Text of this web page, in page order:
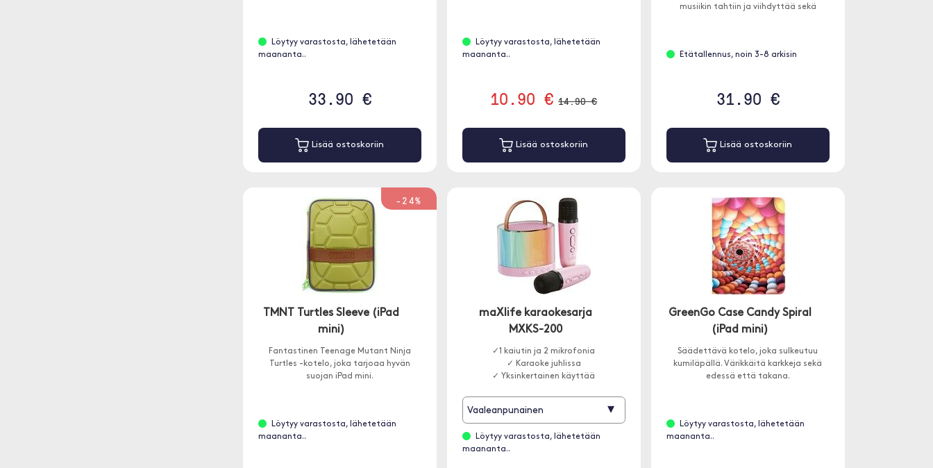
Löytyy varastosta, lähetetään
maananta..
33.90 €
Lisää ostoskoriin
Löytyy varastosta, lähetetään
maananta..
10.90 € 14.90 €
Lisää ostoskoriin
musiikin tahtiin ja viihdyttää sekä
Etätallennus, noin 3-8 arkisin
31.90 €
Lisää ostoskoriin
-24%
TMNT Turtles Sleeve (iPad
mini)
Fantastinen Teenage Mutant Ninja
Turtles -kotelo, joka tarjoaa hyvän
suojan iPad mini.
Löytyy varastosta, lähetetään
maananta..
maXlife karaokesarja
MXKS-200
✓1 kaiutin ja 2 mikrofonia
✓ Karaoke juhlissa
✓ Yksinkertainen käyttää
Vaaleanpunainen ▾
Löytyy varastosta, lähetetään
maananta..
GreenGo Case Candy Spiral
(iPad mini)
Säädettävä kotelo, joka sulkeutuu
kumiläpällä. Värikkäitä karkkeja sekä
edessä että takana.
Löytyy varastosta, lähetetään
maananta..